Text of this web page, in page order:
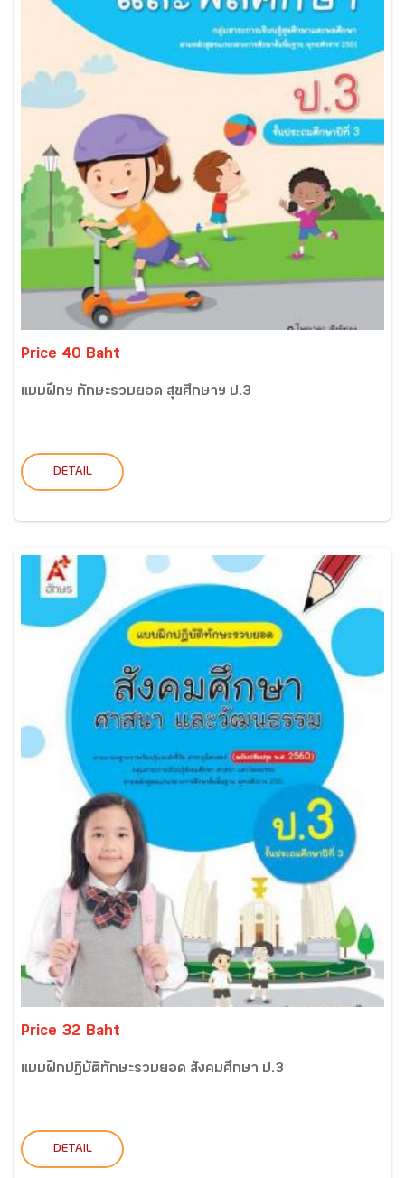
Price 40 Baht
แบบฝึกฯ ทักษะรวบยอด สุขศึกษาฯ ป.3
DETAIL
Price 32 Baht
แบบฝึกปฏิบัติทักษะรวบยอด สังคมศึกษา ป.3
DETAIL